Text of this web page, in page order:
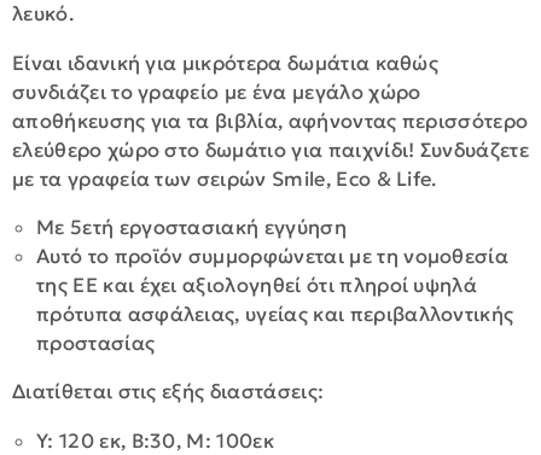
λευκό.
Είναι ιδανική για μικρότερα δωμάτια καθώς
συνδιάζει το γραφείο με ένα μεγάλο χώρο
αποθήκευσης για τα βιβλία, αφήνοντας περισσότερο
ελεύθερο χώρο στο δωμάτιο για παιχνίδι! Συνδυάζετε
με τα γραφεία των σειρών Smile, Eco & Life.
Με 5ετή εργοστασιακή εγγύηση
Αυτό το προϊόν συμμορφώνεται με τη νομοθεσία
της ΕΕ και έχει αξιολογηθεί ότι πληροί υψηλά
πρότυπα ασφάλειας, υγείας και περιβαλλοντικής
προστασίας
Διατίθεται στις εξής διαστάσεις:
Y: 120 εκ, Β:30, Μ: 100εκ